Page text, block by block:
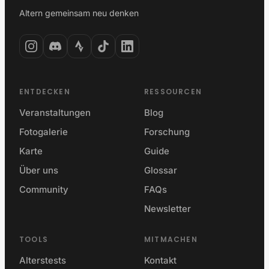
Altern gemeinsam neu denken
ENTDECKEN
Veranstaltungen
Fotogalerie
Karte
Über uns
Community
RESSOURCEN
Blog
Forschung
Guide
Glossar
FAQs
Newsletter
TOOLS
Alterstests
MITMACHEN
Kontakt